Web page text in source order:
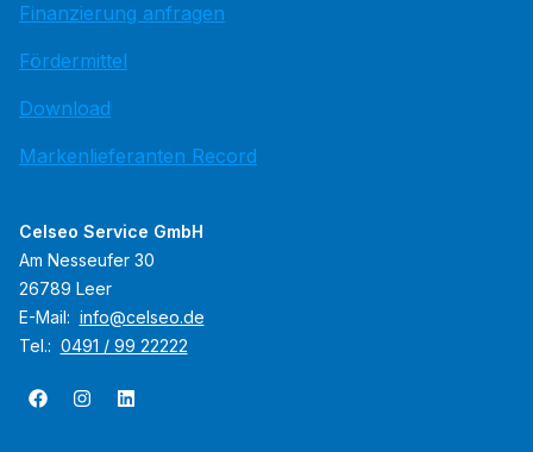
Finanzierung anfragen
Fördermittel
Download
Markenlieferanten Record
Celseo Service GmbH
Am Nesseufer 30
26789 Leer
E-Mail: info@celseo.de
Tel.: 0491 / 99 22222